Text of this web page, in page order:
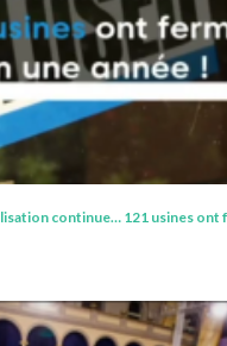
ENTRÉE EN VIGUEUR DE LA
TAXE SUR LE PATR...
continue… 121 usines ont